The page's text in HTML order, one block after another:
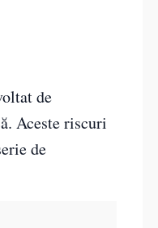
de
Aceste riscuri
de